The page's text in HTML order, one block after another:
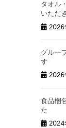
タオル
いただ
2026
グルー
す
2026
食品梱
た
2024